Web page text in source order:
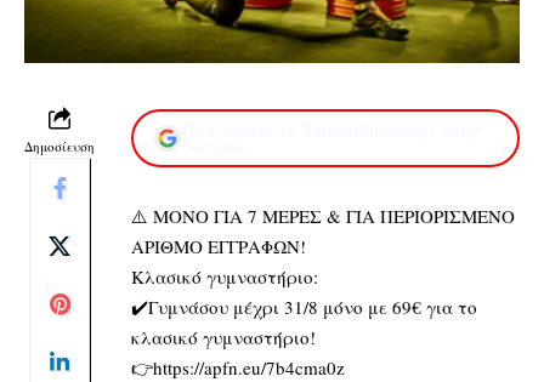
Δημοσίευση
⚠️ ΜΟΝΟ ΓΙΑ 7 ΜΕΡΕΣ & ΓΙΑ ΠΕΡΙΟΡΙΣΜΕΝΟ
ΑΡΙΘΜΟ ΕΓΓΡΑΦΩΝ!
Κλασικό γυμναστήριο:
✔️Γυμνάσου μέχρι 31/8 μόνο με 69€ για το
κλασικό γυμναστήριο!
👉https://apfn.eu/7b4cma0z